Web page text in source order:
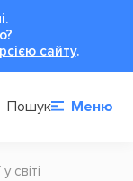
сайту.
Пошук Меню
світі